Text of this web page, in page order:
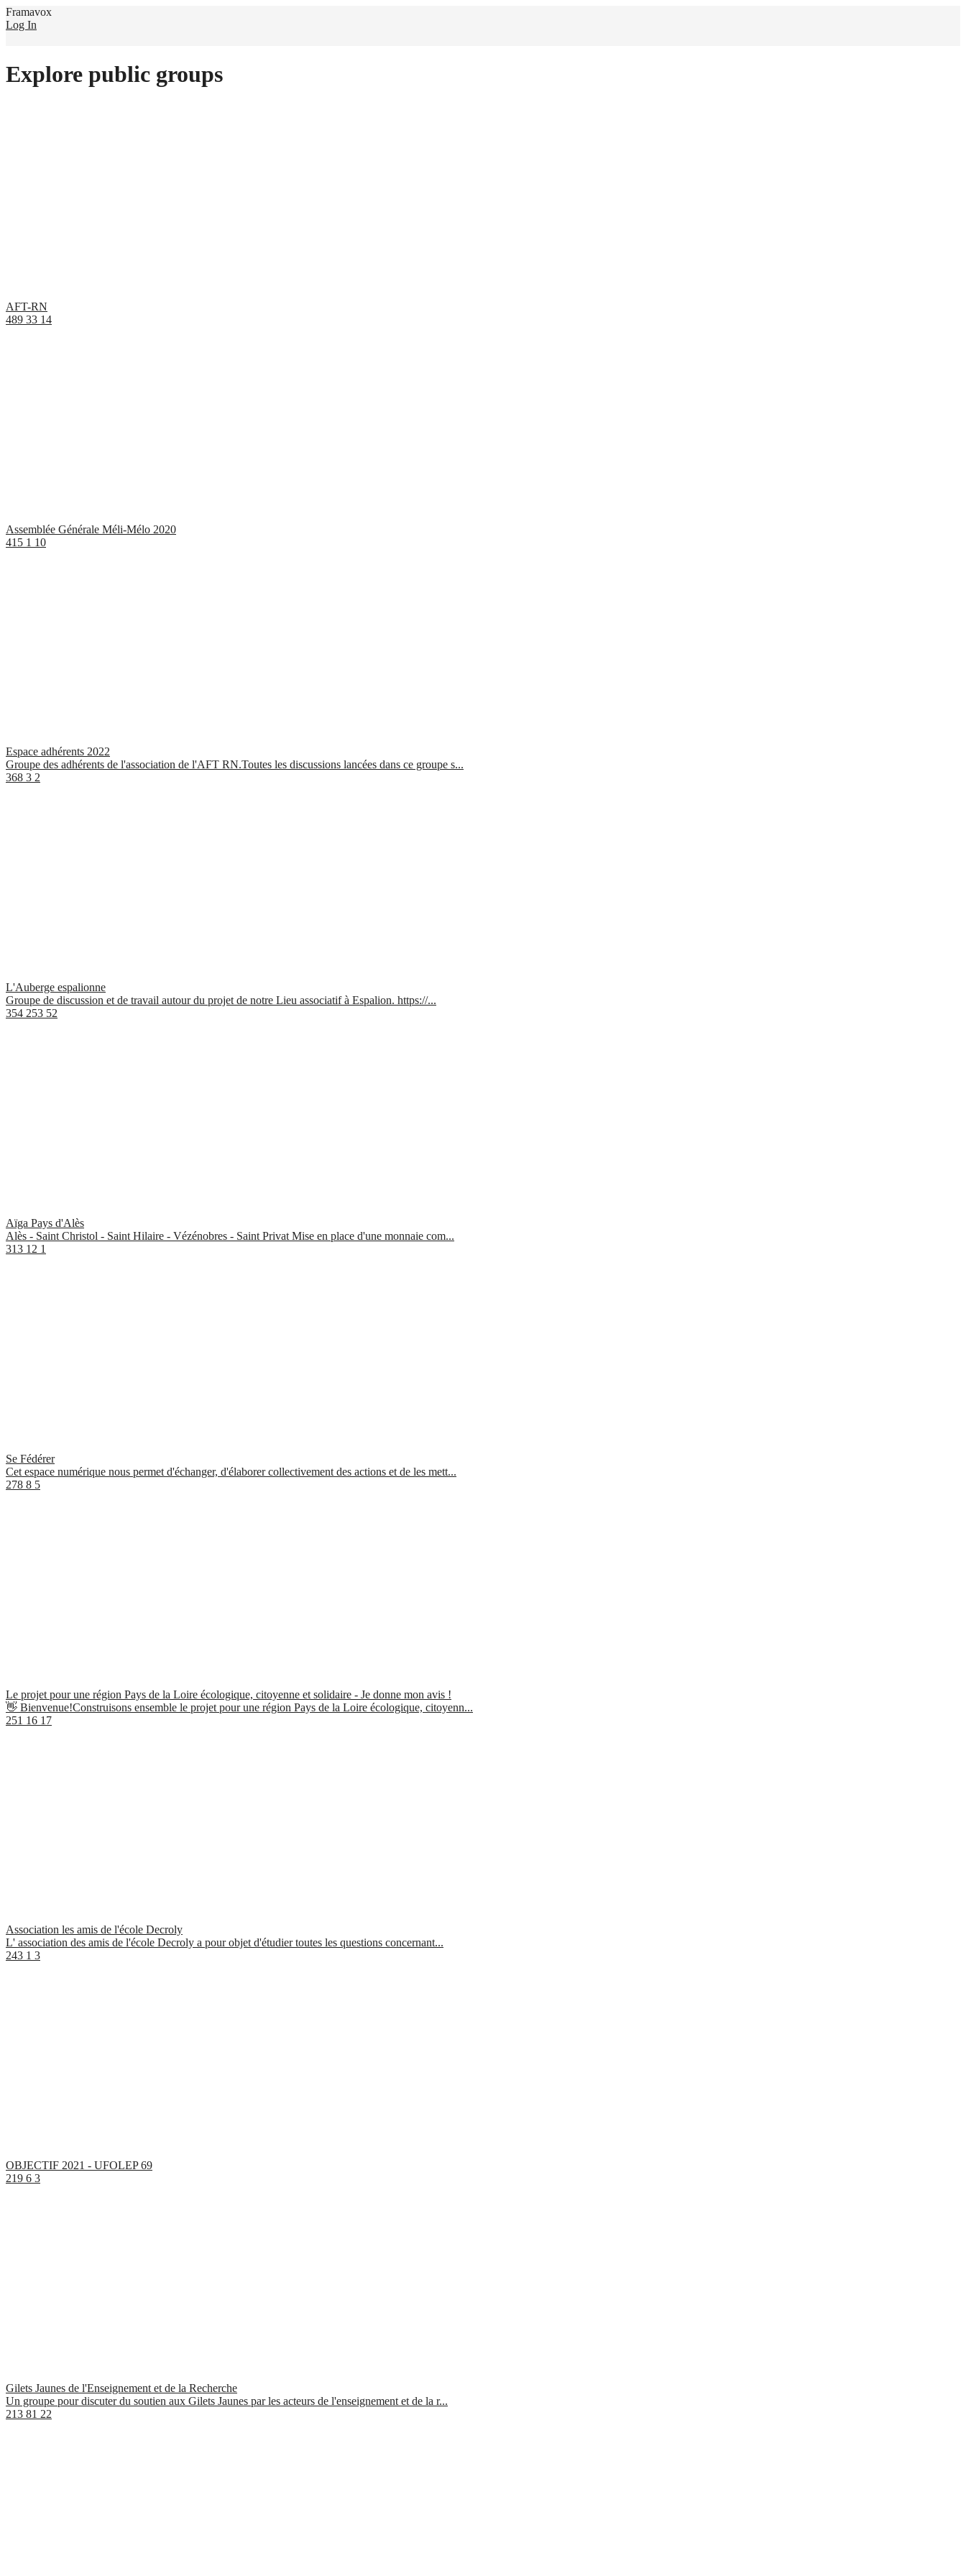
Framavox
Log In
Explore public groups
AFT-RN
489 33 14
Assemblée Générale Méli-Mélo 2020
415 1 10
Espace adhérents 2022
Groupe des adhérents de l'association de l'AFT RN.Toutes les discussions lancées dans ce groupe s...
368 3 2
L'Auberge espalionne
Groupe de discussion et de travail autour du projet de notre Lieu associatif à Espalion. https://...
354 253 52
Aïga Pays d'Alès
Alès - Saint Christol - Saint Hilaire - Vézénobres - Saint Privat Mise en place d'une monnaie com...
313 12 1
Se Fédérer
Cet espace numérique nous permet d'échanger, d'élaborer collectivement des actions et de les mett...
278 8 5
Le projet pour une région Pays de la Loire écologique, citoyenne et solidaire - Je donne mon avis !
👋 Bienvenue!Construisons ensemble le projet pour une région Pays de la Loire écologique, citoyenn...
251 16 17
Association les amis de l'école Decroly
L' association des amis de l'école Decroly a pour objet d'étudier toutes les questions concernant...
243 1 3
OBJECTIF 2021 - UFOLEP 69
219 6 3
Gilets Jaunes de l'Enseignement et de la Recherche
Un groupe pour discuter du soutien aux Gilets Jaunes par les acteurs de l'enseignement et de la r...
213 81 22